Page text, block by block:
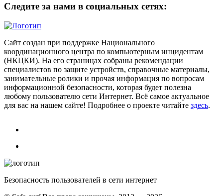
Следите за нами в социальных сетях:
Сайт создан при поддержке Национального
координационного центра по компьютерным инцидентам
(НКЦКИ). На его страницах собраны рекомендации
специалистов по защите устройств, справочные материалы,
занимательные ролики и прочая информация по вопросам
информационной безопасности, которая будет полезна
любому пользователю сети Интернет. Всё самое актуальное
для вас на нашем сайте! Подробнее о проекте читайте здесь.
Безопасность пользователей в сети интернет